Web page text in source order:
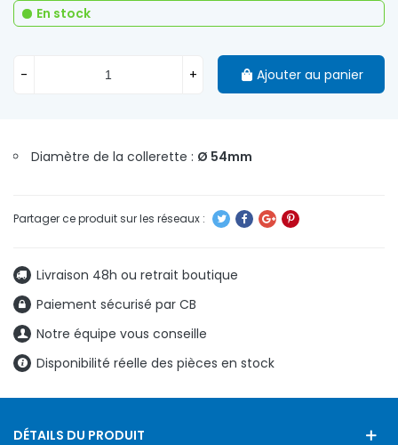
Diamètre de la collerette : Ø 54mm
Livraison 48h ou retrait boutique
Paiement sécurisé par CB
Notre équipe vous conseille
Disponibilité réelle des pièces en stock
En stock
- + Ajouter au panier
DÉTAILS DU PRODUIT